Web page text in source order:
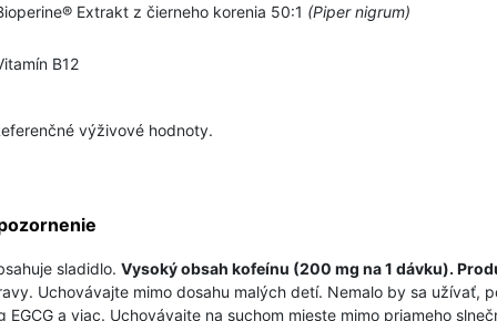
Extrakt z čierneho korenia 50:1 (Piper nigrum)
B12
výživové hodnoty.
sladidlo. Vysoký obsah kofeínu (200 mg na 1 dávku).
Uchovávajte mimo dosahu malých detí. Nemalo by sa
EGCG a viac. Uchovávajte na suchom mieste mimo priameho